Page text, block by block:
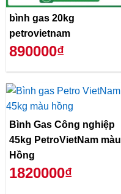
bình gas 20kg
petrovietnam
890000₫
Bình Gas Công nghiệp
45kg PetroVietNam màu
Hồng
1820000₫